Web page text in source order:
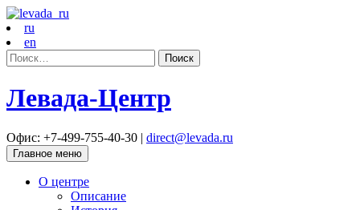
ru
en
Найти:
Левада-Центр
Офис: +7-499-755-40-30 | direct@levada.ru
Главное меню
О центре
Описание